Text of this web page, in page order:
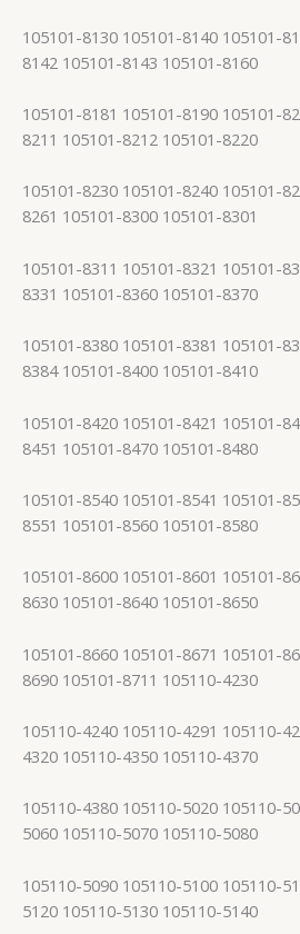
105101-8130 105101-8140 105101-
8142 105101-8143 105101-8160
105101-8181 105101-8190 105101-
8211 105101-8212 105101-8220
105101-8230 105101-8240 105101-
8261 105101-8300 105101-8301
105101-8311 105101-8321 105101-
8331 105101-8360 105101-8370
105101-8380 105101-8381 105101-
8384 105101-8400 105101-8410
105101-8420 105101-8421 105101-
8451 105101-8470 105101-8480
105101-8540 105101-8541 105101-
8551 105101-8560 105101-8580
105101-8600 105101-8601 105101-
8630 105101-8640 105101-8650
105101-8660 105101-8671 105101-
8690 105101-8711 105110-4230
105110-4240 105110-4291 105110-
4320 105110-4350 105110-4370
105110-4380 105110-5020 105110-
5060 105110-5070 105110-5080
105110-5090 105110-5100 105110-
5120 105110-5130 105110-5140